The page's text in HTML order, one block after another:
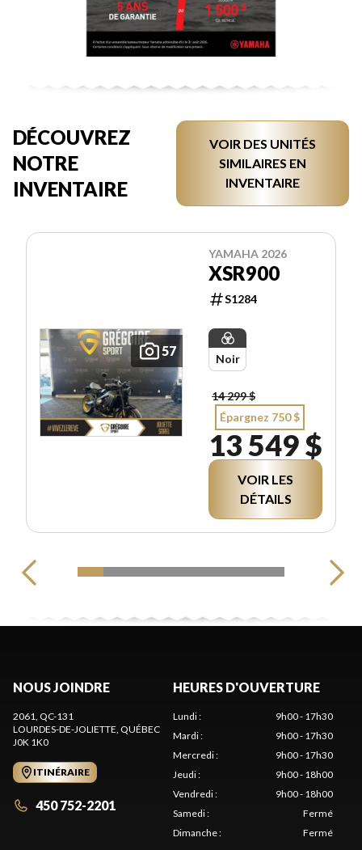
DÉCOUVREZ
NOTRE
INVENTAIRE
VOIR DES UNITÉS
SIMILAIRES EN
INVENTAIRE
57
YAMAHA 2026
XSR900
S1284
Noir
14 299 $
Épargnez 750 $
13 549 $
VOIR LES
DÉTAILS
NOUS JOINDRE
2061, QC-131
LOURDES-DE-JOLIETTE, QUÉBEC
J0K 1K0
ITINÉRAIRE
450 752-2201
HEURES D'OUVERTURE
Lundi:
9h00 - 17h30
Mardi:
9h00 - 17h30
Mercredi:
9h00 - 17h30
Jeudi:
9h00 - 18h00
Vendredi:
9h00 - 18h00
Samedi:
Fermé
Dimanche: Fermé